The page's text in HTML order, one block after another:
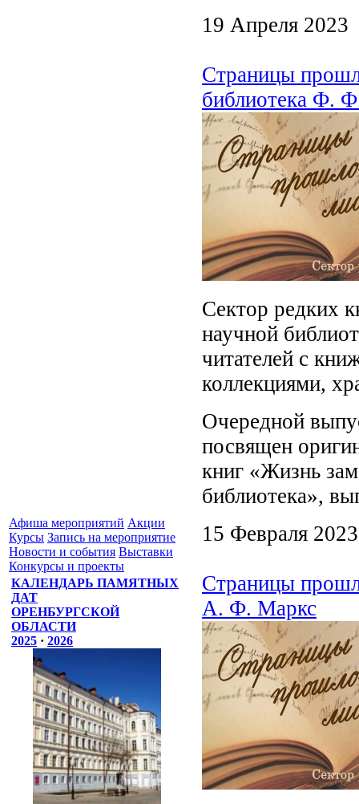
Афиша мероприятий Акции
Курсы Запись на мероприятие
Новости и события Выставки
Конкурсы и проекты
КАЛЕНДАРЬ ПАМЯТНЫХ
ДАТ
ОРЕНБУРГСКОЙ
ОБЛАСТИ
2025 · 2026
19 Апреля 2023
Страницы
библиотека Ф.
Сектор редких
научной
читателей с
коллекциями,
Очередной
посвящен
книг «Жизнь
библиотека»,
15 Февраля 2023
Страницы
А. Ф. Маркс